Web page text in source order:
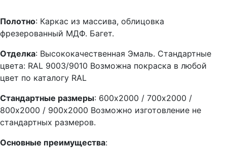
Полотно: Каркас из массива, облицовка
фрезерованный МДФ. Багет.
Отделка: Высококачественная Эмаль. Стандартные
цвета: RAL 9003/9010 Возможна покраска в любой
цвет по каталогу RAL
Стандартные размеры: 600х2000 / 700х2000 /
800х2000 / 900х2000 Возможно изготовление не
стандартных размеров.
Основные преимущества: